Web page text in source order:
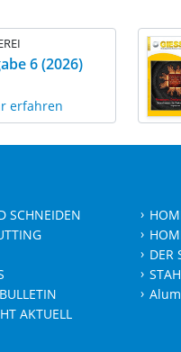
6 (2026)
erfahren
SCHNEIDEN
AKTUELL
DER